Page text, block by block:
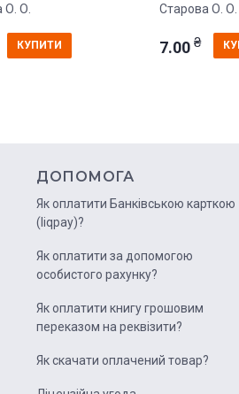
О. О.
КУПИТИ
Старова О. О.
7.00 ₴
ДОПОМОГА
Як оплатити Банківською карткою
(liqpay)?
Як оплатити за допомогою
особистого рахунку?
Як оплатити книгу грошовим
переказом на реквізити?
Як скачати оплачений товар?